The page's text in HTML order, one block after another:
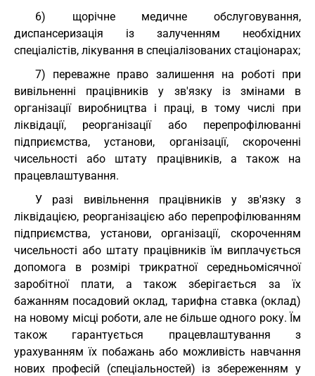
6) щорічне медичне обслуговування,
диспансеризація із залученням необхідних
спеціалістів, лікування в спеціалізованих стаціонарах;
7) переважне право залишення на роботі при
вивільненні працівників у зв'язку із змінами в
організації виробництва і праці, в тому числі при
ліквідації, реорганізації або перепрофілюванні
підприємства, установи, організації, скороченні
чисельності або штату працівників, а також на
працевлаштування.
У разі вивільнення працівників у зв'язку з
ліквідацією, реорганізацією або перепрофілюванням
підприємства, установи, організації, скороченням
чисельності або штату працівників їм виплачується
допомога в розмірі трикратної середньомісячної
заробітної плати, а також зберігається за їх
бажанням посадовий оклад, тарифна ставка (оклад)
на новому місці роботи, але не більше одного року. Їм
також гарантується працевлаштування з
урахуванням їх побажань або можливість навчання
нових професій (спеціальностей) із збереженням у